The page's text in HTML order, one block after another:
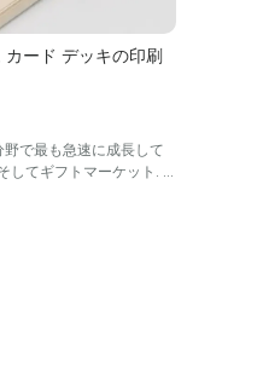
ード デッキの印刷
で最も急速に成長して
してギフトマーケット. ...